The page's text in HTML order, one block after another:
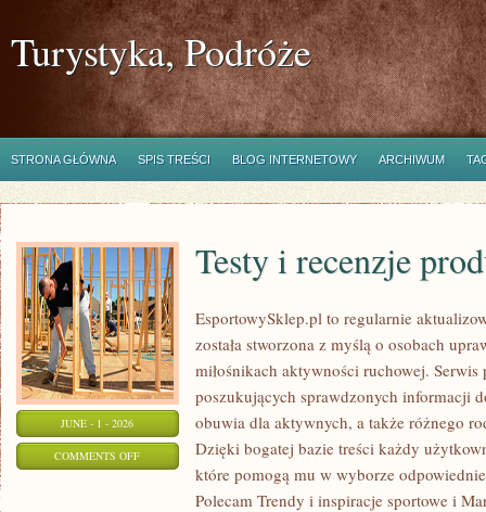
Turystyka, Podróże
STRONA GŁÓWNA SPIS TREŚCI BLOG INTERNETOWY ARCHIWUM
JUNE - 1 - 2026
COMMENTS OFFON
Testy i recenzje
EsportowySklep.pl to regularnie
została stworzona z myślą o osobach
miłośnikach aktywności ruchowej.
poszukujących sprawdzonych informacji
obuwia dla aktywnych, a także różnego
Dzięki bogatej bazie treści każdy
które pomogą mu w wyborze
Polecam Trendy i inspiracje sportowe i